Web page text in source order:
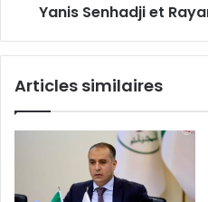
Yanis Senhadji et
Articles similaires